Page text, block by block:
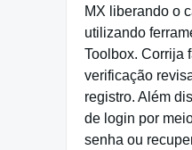
MX liberando o
utilizando
Toolbox. Corrija
verificação
registro. Além
de login por
senha ou